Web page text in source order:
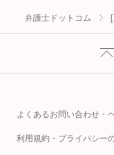
弁護士ドットコム
よくあるお問い合わせ・
利用規約・プライバシー